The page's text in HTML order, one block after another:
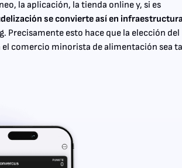
la aplicación, la tienda online y, si es
se convierte así en
Precisamente esto hace que la elección del
comercio minorista de alimentación sea